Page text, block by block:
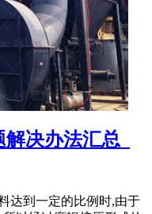
决办法汇总_
达到一定的比例时,由于